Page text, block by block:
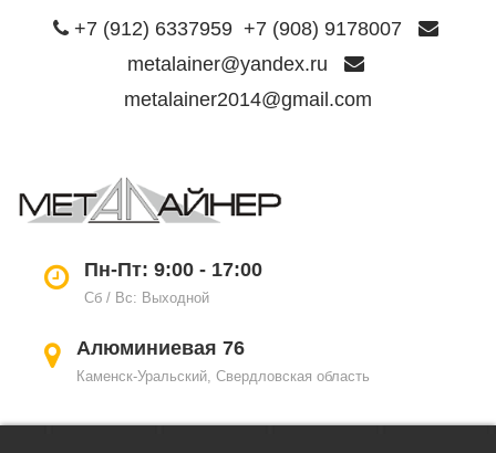
+7 (912) 6337959 +7 (908) 9178007
metalainer@yandex.ru
metalainer2014@gmail.com
Пн-Пт: 9:00 - 17:00
Сб / Вс: Выходной
Алюминиевая 76
Каменск-Уральский, Свердловская область